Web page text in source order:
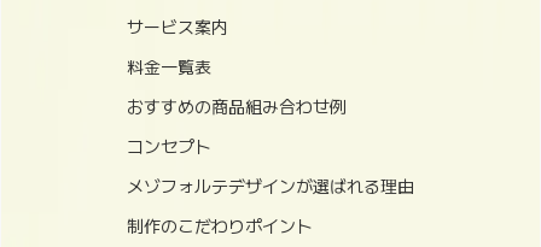
サービス案内
料金一覧表
おすすめの商品組み合わせ例
コンセプト
メゾフォルテデザインが選ばれる理由
制作のこだわりポイント